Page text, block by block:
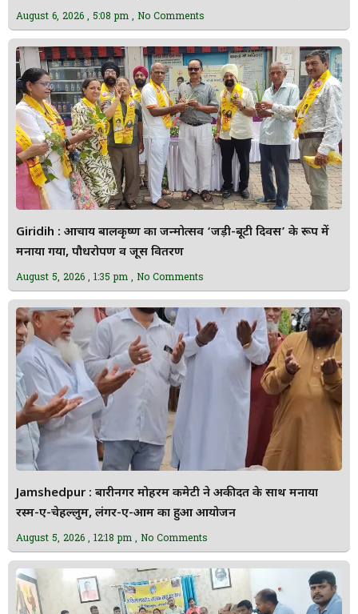
August 6, 2026 5:08 pm No Comments
Giridih : आचार्य बालकृष्ण का जन्मोत्सव ‘जड़ी-बूटी दिवस’ के रूप में
मनाया गया, पौधरोपण व जूस वितरण
August 5, 2026 1:35 pm No Comments
Jamshedpur : बारीनगर मोहर्रम कमेटी ने अकीदत के साथ मनाया
रस्म-ए-चेहल्लुम, लंगर-ए-आम का हुआ आयोजन
August 5, 2026 12:18 pm No Comments